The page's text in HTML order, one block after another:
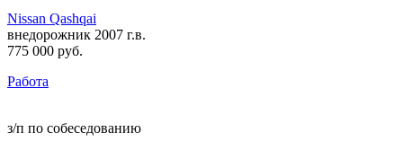
Nissan Qashqai
внедорожник 2007 г.в.
775 000 руб.
Работа
з/п по собеседованию